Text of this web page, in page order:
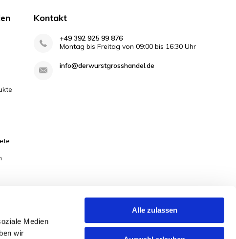
Medien
wir
Alle zulassen
Kontakt
+49 392 925 99 876
Montag bis Freitag von 09:00 bis 16:30 Uhr
info@derwurstgrosshandel.de